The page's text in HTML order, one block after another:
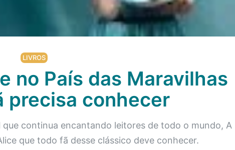
LIVROS
no País das Maravilhas
precisa conhecer
continua encantando leitores de todo o mundo, A
que todo fã desse clássico deve conhecer.